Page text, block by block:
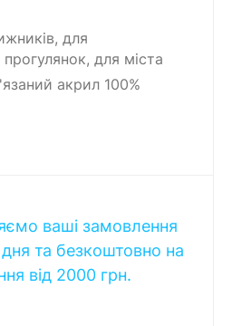
для
для міста
акрил 100%
ваші замовлення
та безкоштовно на
від 2000 грн.